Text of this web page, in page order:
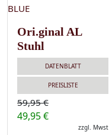
Ori.ginal AL
Stuhl
DATENBLATT
PREISLISTE
59,95 €
49,95 €
zzgl. Mwst